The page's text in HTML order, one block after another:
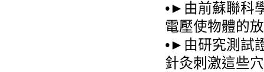
•►由前蘇聯科
電壓使物體的
•►由研究測試
針灸刺激這些